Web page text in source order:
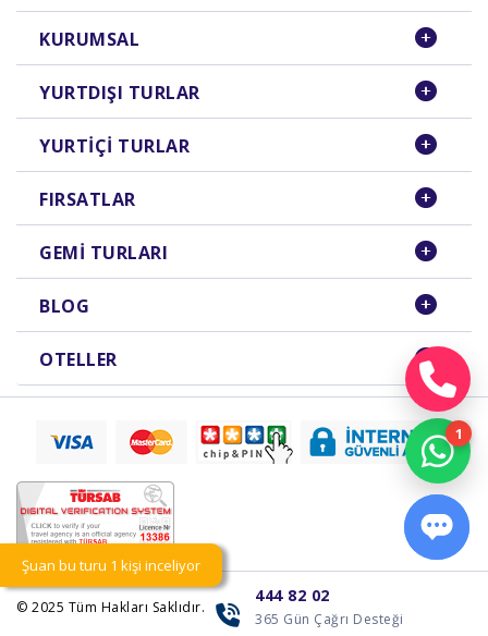
KURUMSAL
YURTDIŞI TURLAR
YURTIÇI TURLAR
FIRSATLAR
GEMI TURLARI
BLOG
OTELLER
© 2025 Tüm Hakları Saklıdır.
444 82 02
365 Gün Çağrı Desteği
Şuan bu turu 1 kişi inceliyor